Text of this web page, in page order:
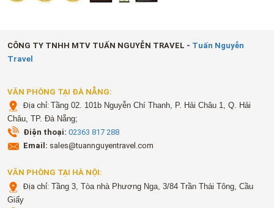
CÔNG TY TNHH MTV TUẤN NGUYỄN TRAVEL - Tuấn Nguyễn
Travel
VĂN PHÒNG TẠI ĐÀ NẴNG:
Địa chỉ:Tầng 02. 101b Nguyễn Chí Thanh, P. Hải Châu 1, Q. Hải
Châu, TP. Đà Nẵng;
Điện thoại: 02363 817 288
Email: sales@tuannguyentravel.com
VĂN PHÒNG TẠI HÀ NỘI:
Địa chỉ: Tầng 3, Tòa nhà Phương Nga, 3/84 Trần Thái Tông, Cầu
Giấy